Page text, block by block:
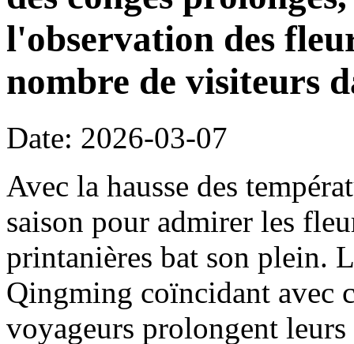
l'observation des
nombre de visiteurs
Date: 2026-03-07
Avec la hausse des
saison pour admirer les
printanières bat son plein.
Qingming coïncidant avec
voyageurs prolongent